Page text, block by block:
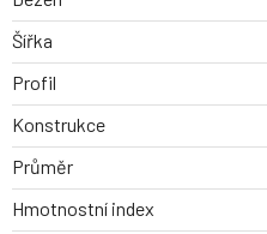
Šířka
Profil
Konstrukce
Průměr
Hmotnostní index